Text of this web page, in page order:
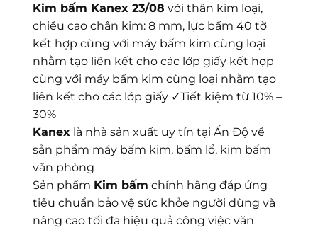
Kim bấm Kanex 23/08 với thân kim loại,
chiều cao chân kim: 8 mm, lực bấm 40 tờ
kết hợp cùng với máy bấm kim cùng loại
nhằm tạo liên kết cho các lớp giấy kết hợp
cùng với máy bấm kim cùng loại nhằm tạo
liên kết cho các lớp giấy ✓Tiết kiệm từ 10% –
30%
Kanex là nhà sản xuất uy tín tại Ấn Độ về
sản phẩm máy bấm kim, bấm lổ, kim bấm
văn phòng
Sản phẩm Kim bấm chính hãng đáp ứng
tiêu chuẩn bảo vệ sức khỏe người dùng và
nâng cao tối đa hiệu quả công việc văn